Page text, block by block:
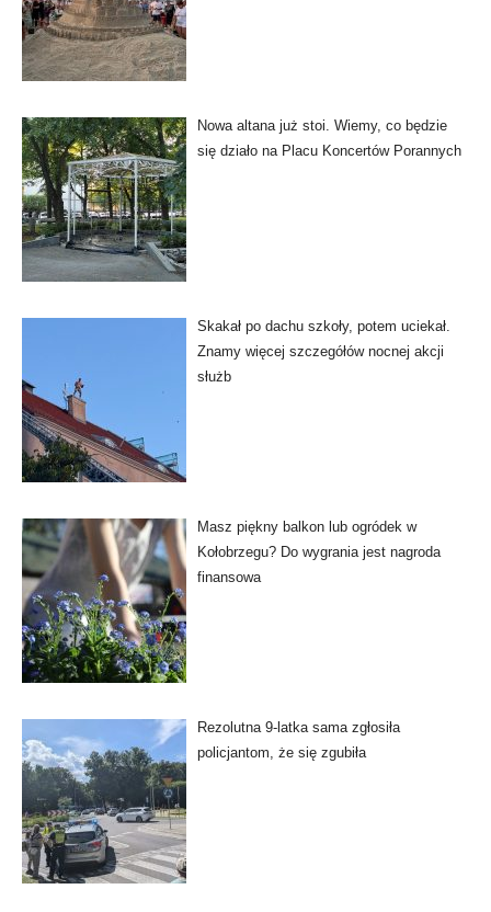
Nowa altana już stoi. Wiemy, co będzie
się działo na Placu Koncertów Porannych
Skakał po dachu szkoły, potem uciekał.
Znamy więcej szczegółów nocnej akcji
służb
Masz piękny balkon lub ogródek w
Kołobrzegu? Do wygrania jest nagroda
finansowa
Rezolutna 9-latka sama zgłosiła
policjantom, że się zgubiła